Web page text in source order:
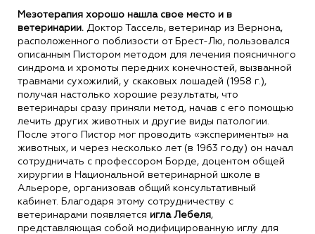
Мезотерапия хорошо нашла свое место и в
ветеринарии. Доктор Тассель, ветеринар из Вернона,
расположенного поблизости от Брест-Лю, пользовался
описанным Пистором методом для лечения поясничного
синдрома и хромоты передних конечностей, вызванной
травмами сухожилий, у скаковых лошадей (1958 г.),
получая настолько хорошие результаты, что
ветеринары сразу приняли метод, начав с его помощью
лечить других животных и другие виды патологии.
После этого Пистор мог проводить «эксперименты» на
животных, и через несколько лет (в 1963 году) он начал
сотрудничать с профессором Борде, доцентом общей
хирургии в Национальной ветеринарной школе в
Альероре, организовав общий консультативный
кабинет. Благодаря этому сотрудничеству с
ветеринарами появляется игла Лебеля,
представляющая собой модифицированную иглу для